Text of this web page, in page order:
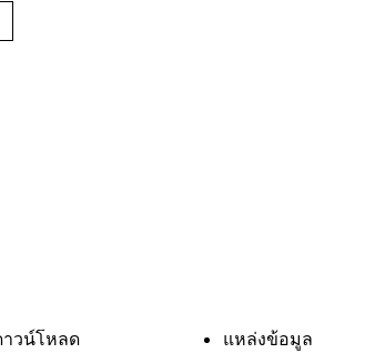
าวน์โหลด
แหล่งข้อมูล